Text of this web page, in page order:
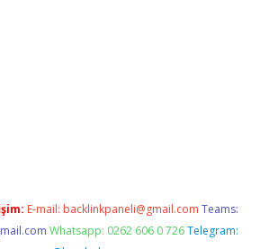
E-mail: backlinkpaneli@gmail.com Teams:
Whatsapp: 0262 606 0 726 Telegram: